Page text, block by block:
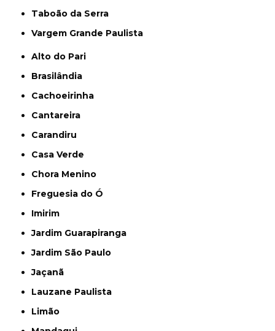
Taboão da Serra
Vargem Grande Paulista
Alto do Pari
Brasilândia
Cachoeirinha
Cantareira
Carandiru
Casa Verde
Chora Menino
Freguesia do Ó
Imirim
Jardim Guarapiranga
Jardim São Paulo
Jaçanã
Lauzane Paulista
Limão